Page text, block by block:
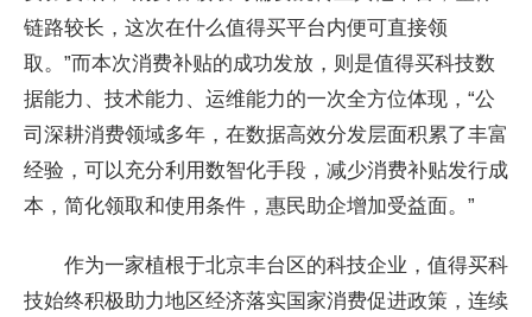
链路较长，这次在什么值得买平台内便可直接领
取。”而本次消费补贴的成功发放，则是值得买科技数
据能力、技术能力、运维能力的一次全方位体现，“公
司深耕消费领域多年，在数据高效分发层面积累了丰富
经验，可以充分利用数智化手段，减少消费补贴发行成
本，简化领取和使用条件，惠民助企增加受益面。”
作为一家植根于北京丰台区的科技企业，值得买科
技始终积极助力地区经济落实国家消费促进政策，连续